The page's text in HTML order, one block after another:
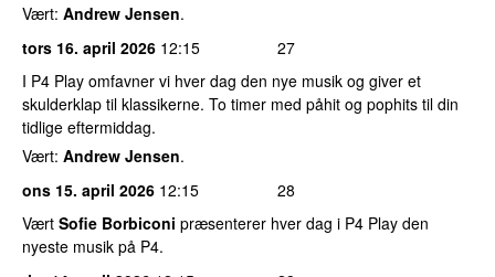
Vært: Andrew Jensen.
tors 16. april 2026 12:15
27
I P4 Play omfavner vi hver dag den nye musik og giver et
skulderklap til klassikerne. To timer med påhit og pophits til din
tidlige eftermiddag.
Vært: Andrew Jensen.
ons 15. april 2026 12:15
28
Vært Sofie Borbiconi præsenterer hver dag i P4 Play den
nyeste musik på P4.